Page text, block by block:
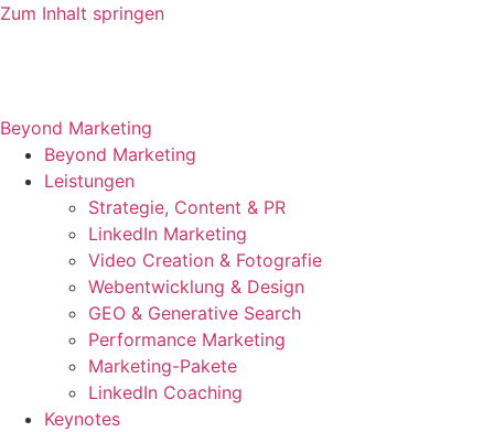
Zum Inhalt springen
Beyond Marketing
Beyond Marketing
Leistungen
Strategie, Content & PR
LinkedIn Marketing
Video Creation & Fotografie
Webentwicklung & Design
GEO & Generative Search
Performance Marketing
Marketing-Pakete
LinkedIn Coaching
Keynotes